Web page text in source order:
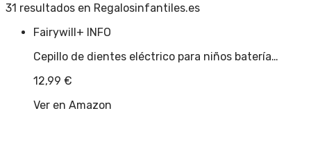
31 resultados en Regalosinfantiles.es
Fairywill+ INFO
Cepillo de dientes eléctrico para niños batería…
12,99 €
Ver en Amazon